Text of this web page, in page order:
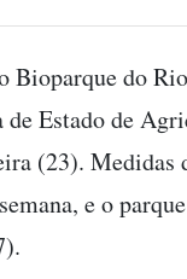
Bioparque do
Estado de
(23). Medidas
e o